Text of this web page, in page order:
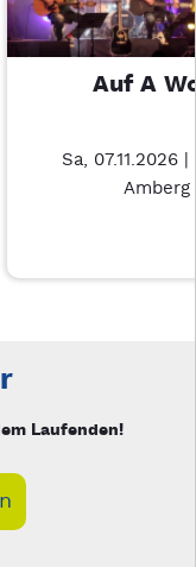
Auf A
Sa, 07.11.2026
Amberg
Laufenden!